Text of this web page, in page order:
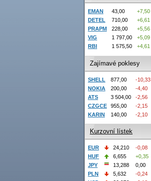
EMAN 43,00
+7,50
DETEL
710,00
+6,61
PRAPM
228,00
+5,56
VIG
1 797,00
+5,09
RBI
1 575,50 +4,61
Zajímavé poklesy
SHELL 877,00
-10,33
NOKIA
200,00
-4,40
ATS
3 504,00
-2,56
CZGCE
955,00
-2,15
KARIN
140,00 -2,10
Kurzovní lístek
EUR 24,210
-0,08
HUF
6,655
+0,35
JPY
13,288
0,00
PLN
5,632
-0,24